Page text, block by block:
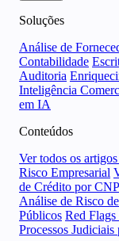
Soluções
Análise de
Contabilidade
Auditoria
Inteligência
em IA
Conteúdos
Ver todos os
Risco Empresarial
de Crédito por
Análise de Risco
Públicos Red Flags
Processos